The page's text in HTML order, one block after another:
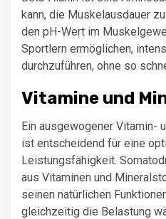
kann, die Muskelausdauer
den pH-Wert im
Sportlern ermöglichen,
durchzuführen, ohne so
Vitamine und
Ein ausgewogener Vitamin-
ist entscheidend für eine
Leistungsfähigkeit.
aus Vitaminen und
seinen natürlichen
gleichzeitig die Belastung